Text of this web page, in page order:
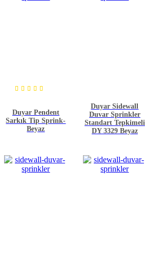
5.00
oy aldı
Duyar Pendent
Sarkık Tip Sprink-
Beyaz
Duyar Sidewall
Duvar Sprinkler
Standart Tepkimeli
DY 3329 Beyaz